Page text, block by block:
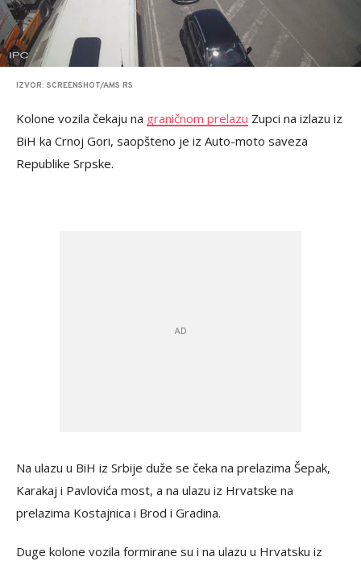
IZVOR: SCREENSHOT/AMS RS
Kolone vozila čekaju na graničnom prelazu Zupci na izlazu iz
BiH ka Crnoj Gori, saopšteno je iz Auto-moto saveza
Republike Srpske.
Na ulazu u BiH iz Srbije duže se čeka na prelazima Šepak,
Karakaj i Pavlovića most, a na ulazu iz Hrvatske na
prelazima Kostajnica i Brod i Gradina.
Duge kolone vozila formirane su i na ulazu u Hrvatsku iz